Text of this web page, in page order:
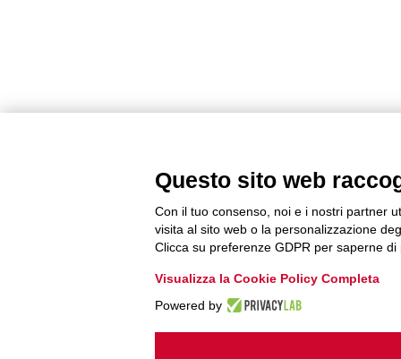
Questo sito web
Con il tuo consenso, noi e i nostri partner
visita al sito web o la personalizzazione
Clicca su preferenze GDPR per saperne di
Visualizza la Cookie Policy Completa
Powered by